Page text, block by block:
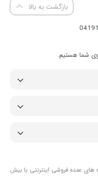
بازگشت به بالا
های عمده فروشی اینترنتی با بیش